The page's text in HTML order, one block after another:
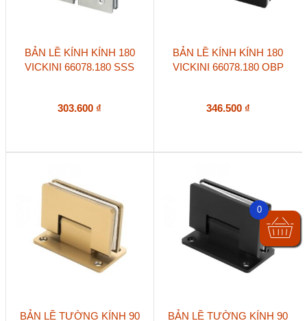
BẢN LỀ KÍNH KÍNH 180
VICKINI 66078.180 SSS
303.600 ₫
BẢN LỀ KÍNH KÍNH 180
VICKINI 66078.180 OBP
346.500 ₫
BẢN LỀ TƯỜNG KÍNH 90 BẢN LỀ TƯỜNG KÍNH 90
0